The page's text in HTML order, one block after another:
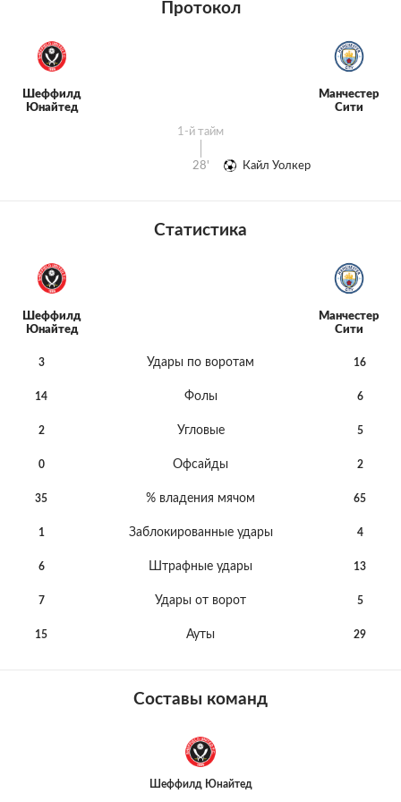
Протокол
Шеффилд
Юнайтед
Манчестер
Сити
1-й тайм
Кайл Уолкер
28'
Статистика
Шеффилд
Юнайтед
Манчестер
Сити
3 Удары по воротам 16
14 Фолы 6
2 Угловые 5
0 Офсайды 2
35 % владения мячом 65
1 Заблокированные удары 4
6 Штрафные удары 13
7 Удары от ворот 5
15 Ауты 29
Составы команд
Шеффилд Юнайтед